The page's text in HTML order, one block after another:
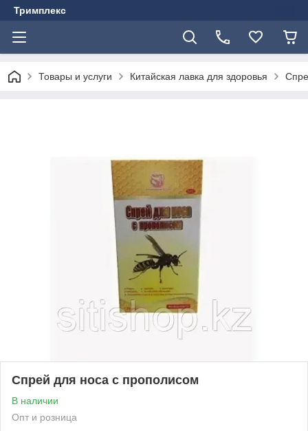
Тримплекс
Товары и услуги Китайская лавка для здоровья
Спрей для носа с прополисом
В наличии
Опт и розница